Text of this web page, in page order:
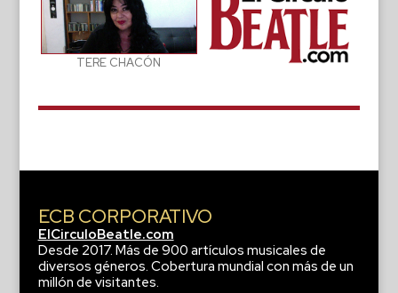
TERE CHACÓN
ECB CORPORATIVO
ElCirculoBeatle.com
Desde 2017. Más de 900 artículos musicales de
diversos géneros. Cobertura mundial con más de un
millón de visitantes.